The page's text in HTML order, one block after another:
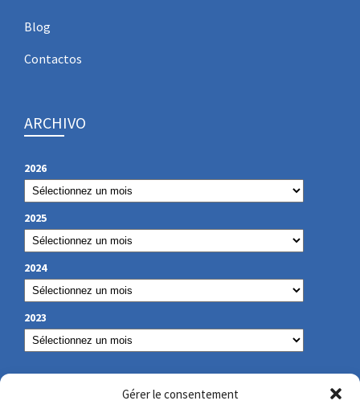
Gérer le consentement
Blog
Contactos
ARCHIVO
2026
2025
2024
2023
NUESTROS DATOS DE CONTACTO